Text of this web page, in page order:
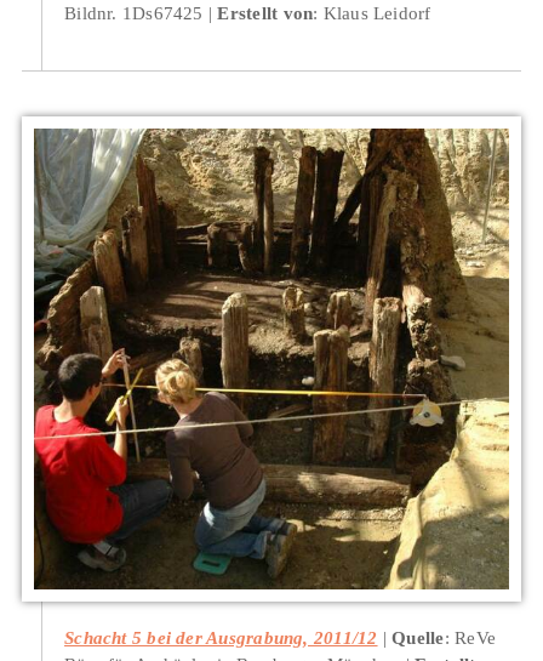
Bildnr. 1Ds67425
Erstellt von: Klaus Leidorf
Schacht 5 bei der Ausgrabung, 2011/12 Quelle: ReVe